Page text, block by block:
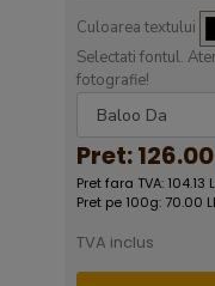
Culoarea textului
Selectati fontul.
fotografie!
Pret:126.00
Pret fara TVA: 104.13
Pret pe 100g: 70.00
TVA inclus